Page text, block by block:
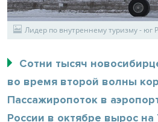
Лидер по внутреннему туризму - юг
Сотни тысяч
во время второй волны
Пассажиропоток в
России в октябре вырос